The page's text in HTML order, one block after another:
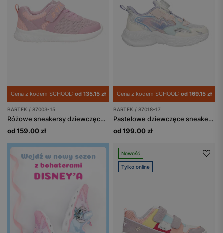
Cena z kodem SCHOOL: od 135.15 zł
BARTEK / 87003-15
Różowe sneakersy dziewczęce BARTEK 87003-15
od 159.00 zł
Cena z kodem SCHOOL: od 169.15 zł
BARTEK / 87018-17
Pastelowe dziewczęce sneakersy z zapięciem na pokrętło BARTEK 87018-17
od 199.00 zł
Nowość
Tylko online